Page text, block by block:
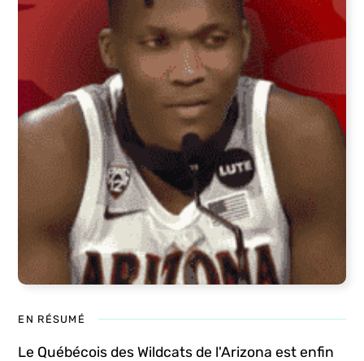
EN RÉSUMÉ
Le Québécois des Wildcats de l'Arizona est enfin